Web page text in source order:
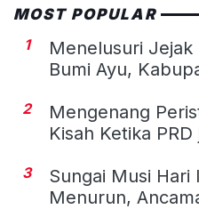
MOST POPULAR
1
Menelusuri Jejak
Bumi Ayu,
2
Mengenang
Kisah Ketika
3
Sungai Musi Hari
Menurun,